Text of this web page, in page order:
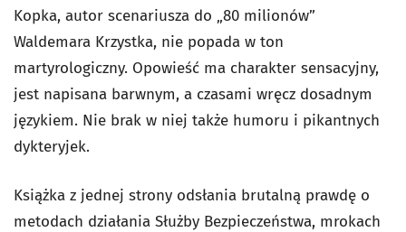
Kopka, autor scenariusza do „80 milionów”
Waldemara Krzystka, nie popada w ton
martyrologiczny. Opowieść ma charakter sensacyjny,
jest napisana barwnym, a czasami wręcz dosadnym
językiem. Nie brak w niej także humoru i pikantnych
dykteryjek.
Książka z jednej strony odsłania brutalną prawdę o
metodach działania Służby Bezpieczeństwa, mrokach